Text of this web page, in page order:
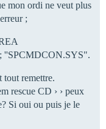
mon ordi ne veut plus
;
''SPCMDCON.SYS".
tout remettre.
rescue CD › › peux
Si oui ou puis je le